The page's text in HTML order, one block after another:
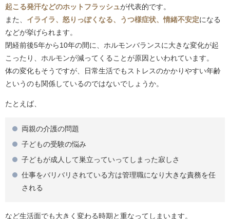
起こる発汗などのホットフラッシュが代表的です。
また、 イライラ、怒りっぽくなる、うつ様症状、情緒不安定になる
などが挙げられます。
閉経前後5年から10年の間に、ホルモンバランスに大きな変化が起
こったり、ホルモンが減ってくることが原因といわれています。
体の変化もそうですが、日常生活でもストレスのかかりやすい年齢
というのも関係しているのではないでしょうか。
たとえば、
両親の介護の問題
子どもの受験の悩み
子どもが成人して巣立っていってしまった寂しさ
仕事をバリバリされている方は管理職になり大きな責務を任
される
など生活面でも大きく変わる時期と重なってしまいます。